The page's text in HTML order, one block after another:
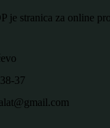
je stranica za online
37